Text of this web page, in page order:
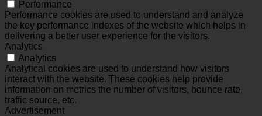
Performance
Performance cookies are used to understand and analyze
the key performance indexes of the website which helps in
delivering a better user experience for the visitors.
Analytics
Analytics
Analytical cookies are used to understand how visitors
interact with the website. These cookies help provide
information on metrics the number of visitors, bounce rate,
traffic source, etc.
Advertisement